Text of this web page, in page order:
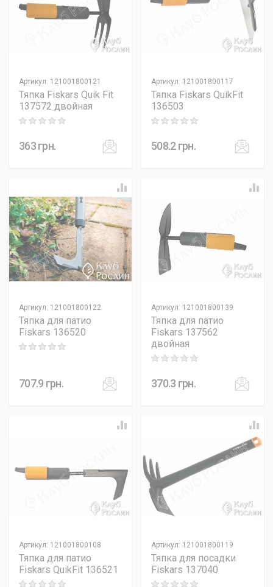
Артикул: 121001800121
Тяпка Fiskars Quik Fit
137572 двойная
Rating: 0 out of 5
363грн.
Артикул: 121001800117
Тяпка Fiskars QuikFit
136503
Rating: 0 out of 5
508.2 грн.
Артикул: 121001800122
Тяпка для патио
Fiskars 136520
Rating: 0 out of 5
707.9 грн.
Артикул: 121001800139
Тяпка для патио
Fiskars 137562
двойная
Rating: 0 out of 5
370.3 грн.
Артикул: 121001800108
Тяпка для патио
Fiskars QuikFit 136521
Артикул: 121001800119
Тяпка для посадки
Fiskars 137040